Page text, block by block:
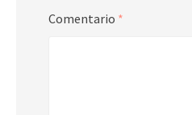
Comentario *